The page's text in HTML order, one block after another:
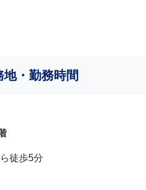
地・勤務時間
徒歩5分